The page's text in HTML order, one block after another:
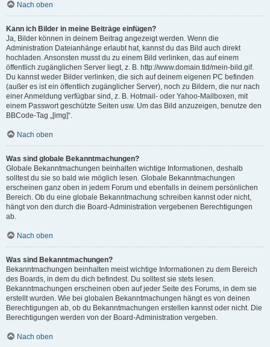
Nach oben
Kann ich Bilder in meine Beiträge einfügen?
Ja, Bilder können in deinem Beitrag angezeigt werden. Wenn die
Administration Dateianhänge erlaubt hat, kannst du das Bild auch direkt
hochladen. Ansonsten musst du zu einem Bild verlinken, das auf einem
öffentlich zugänglichen Server liegt, z. B. http://www.domain.tld/mein-bild.gif.
Du kannst weder Bilder verlinken, die sich auf deinem eigenen PC befinden
(außer es ist ein öffentlich zugänglicher Server), noch zu Bildern, die nur nach
einer Anmeldung verfügbar sind, z. B. Hotmail- oder Yahoo-Mailboxen, mit
einem Passwort geschützte Seiten usw. Um das Bild anzuzeigen, benutze den
BBCode-Tag „[img]“.
Nach oben
Was sind globale Bekanntmachungen?
Globale Bekanntmachungen beinhalten wichtige Informationen, deshalb
solltest du sie so bald wie möglich lesen. Globale Bekanntmachungen
erscheinen ganz oben in jedem Forum und ebenfalls in deinem persönlichen
Bereich. Ob du eine globale Bekanntmachung schreiben kannst oder nicht,
hängt von den durch die Board-Administration vergebenen Berechtigungen
ab.
Nach oben
Was sind Bekanntmachungen?
Bekanntmachungen beinhalten meist wichtige Informationen zu dem Bereich
des Boards, in dem du dich befindest. Du solltest sie stets lesen.
Bekanntmachungen erscheinen oben auf jeder Seite des Forums, in dem sie
erstellt wurden. Wie bei globalen Bekanntmachungen hängt es von deinen
Berechtigungen ab, ob du Bekanntmachungen erstellen kannst oder nicht. Die
Berechtigungen werden von der Board-Administration vergeben.
Nach oben